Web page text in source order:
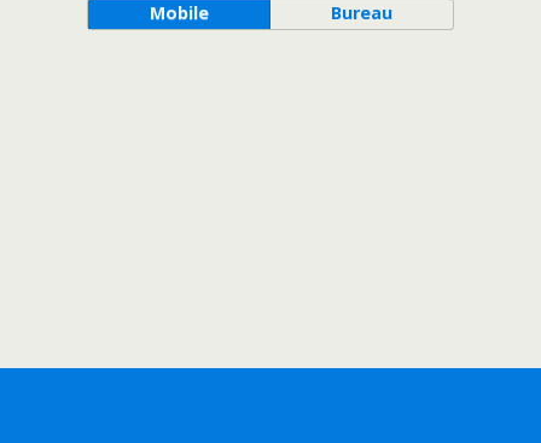
Mobile Bureau